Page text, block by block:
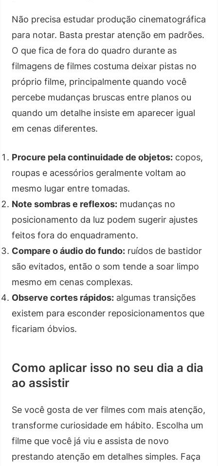
Não precisa estudar produção cinematográfica
para notar. Basta prestar atenção em padrões.
O que fica de fora do quadro durante as
filmagens de filmes costuma deixar pistas no
próprio filme, principalmente quando você
percebe mudanças bruscas entre planos ou
quando um detalhe insiste em aparecer igual
em cenas diferentes.
Procure pela continuidade de objetos: copos,
roupas e acessórios geralmente voltam ao
mesmo lugar entre tomadas.
Note sombras e reflexos: mudanças no
posicionamento da luz podem sugerir ajustes
feitos fora do enquadramento.
Compare o áudio do fundo: ruídos de bastidor
são evitados, então o som tende a soar limpo
mesmo em cenas complexas.
Observe cortes rápidos: algumas transições
existem para esconder reposicionamentos que
ficariam óbvios.
Como aplicar isso no seu dia a dia
ao assistir
Se você gosta de ver filmes com mais atenção,
transforme curiosidade em hábito. Escolha um
filme que você já viu e assista de novo
prestando atenção em detalhes simples. Faça